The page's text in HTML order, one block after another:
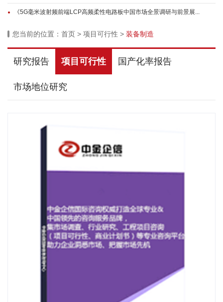
《5G毫米波射频前端LCP高频柔性电路板中国市场全景调研与前景展...
您当前的位置： 首页 > 项目可行性 > 装备制造
研究报告 项目可行性 国产化率报告
市场地位研究